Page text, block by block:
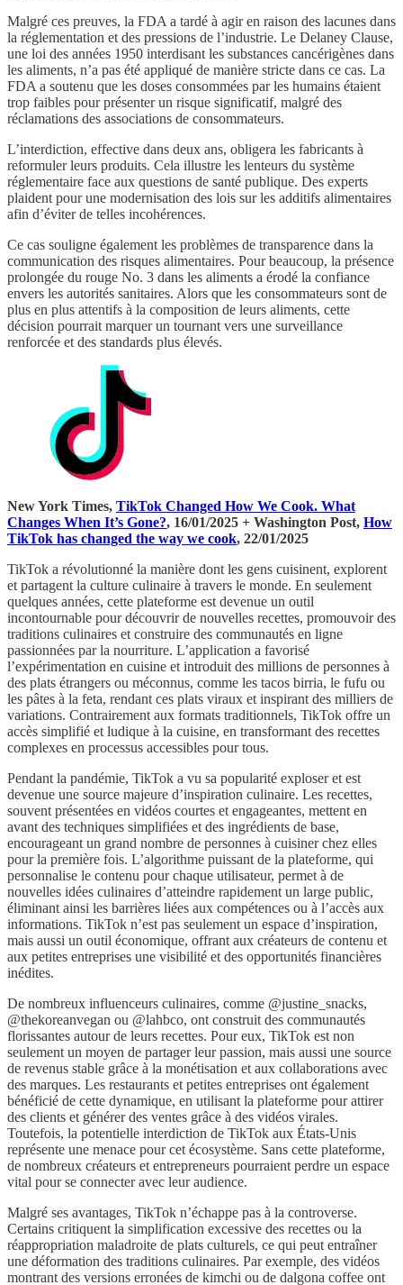
Malgré ces preuves, la FDA a tardé à agir en raison des lacunes dans
la réglementation et des pressions de l’industrie. Le Delaney Clause,
une loi des années 1950 interdisant les substances cancérigènes dans
les aliments, n’a pas été appliqué de manière stricte dans ce cas. La
FDA a soutenu que les doses consommées par les humains étaient
trop faibles pour présenter un risque significatif, malgré des
réclamations des associations de consommateurs.
L’interdiction, effective dans deux ans, obligera les fabricants à
reformuler leurs produits. Cela illustre les lenteurs du système
réglementaire face aux questions de santé publique. Des experts
plaident pour une modernisation des lois sur les additifs alimentaires
afin d’éviter de telles incohérences.
Ce cas souligne également les problèmes de transparence dans la
communication des risques alimentaires. Pour beaucoup, la présence
prolongée du rouge No. 3 dans les aliments a érodé la confiance
envers les autorités sanitaires. Alors que les consommateurs sont de
plus en plus attentifs à la composition de leurs aliments, cette
décision pourrait marquer un tournant vers une surveillance
renforcée et des standards plus élevés.
New York Times, TikTok Changed How We Cook. What
Changes When It’s Gone?, 16/01/2025 + Washington Post, How
TikTok has changed the way we cook, 22/01/2025
TikTok a révolutionné la manière dont les gens cuisinent, explorent
et partagent la culture culinaire à travers le monde. En seulement
quelques années, cette plateforme est devenue un outil
incontournable pour découvrir de nouvelles recettes, promouvoir des
traditions culinaires et construire des communautés en ligne
passionnées par la nourriture. L’application a favorisé
l’expérimentation en cuisine et introduit des millions de personnes à
des plats étrangers ou méconnus, comme les tacos birria, le fufu ou
les pâtes à la feta, rendant ces plats viraux et inspirant des milliers de
variations. Contrairement aux formats traditionnels, TikTok offre un
accès simplifié et ludique à la cuisine, en transformant des recettes
complexes en processus accessibles pour tous.
Pendant la pandémie, TikTok a vu sa popularité exploser et est
devenue une source majeure d’inspiration culinaire. Les recettes,
souvent présentées en vidéos courtes et engageantes, mettent en
avant des techniques simplifiées et des ingrédients de base,
encourageant un grand nombre de personnes à cuisiner chez elles
pour la première fois. L’algorithme puissant de la plateforme, qui
personnalise le contenu pour chaque utilisateur, permet à de
nouvelles idées culinaires d’atteindre rapidement un large public,
éliminant ainsi les barrières liées aux compétences ou à l’accès aux
informations. TikTok n’est pas seulement un espace d’inspiration,
mais aussi un outil économique, offrant aux créateurs de contenu et
aux petites entreprises une visibilité et des opportunités financières
inédites.
De nombreux influenceurs culinaires, comme @justine_snacks,
@thekoreanvegan ou @lahbco, ont construit des communautés
florissantes autour de leurs recettes. Pour eux, TikTok est non
seulement un moyen de partager leur passion, mais aussi une source
de revenus stable grâce à la monétisation et aux collaborations avec
des marques. Les restaurants et petites entreprises ont également
bénéficié de cette dynamique, en utilisant la plateforme pour attirer
des clients et générer des ventes grâce à des vidéos virales.
Toutefois, la potentielle interdiction de TikTok aux États-Unis
représente une menace pour cet écosystème. Sans cette plateforme,
de nombreux créateurs et entrepreneurs pourraient perdre un espace
vital pour se connecter avec leur audience.
Malgré ses avantages, TikTok n’échappe pas à la controverse.
Certains critiquent la simplification excessive des recettes ou la
réappropriation maladroite de plats culturels, ce qui peut entraîner
une déformation des traditions culinaires. Par exemple, des vidéos
montrant des versions erronées de kimchi ou de dalgona coffee ont